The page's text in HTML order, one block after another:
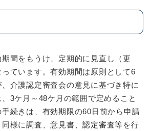
間をもうけ、定期的に見直し（更
ています。有効期間は原則として6
介護認定審査会の意見に基づき特に
3ケ月～48ケ月の範囲で定めること
続きは、有効期限の60日前から申請
様に調査、意見書、認定審査等を行